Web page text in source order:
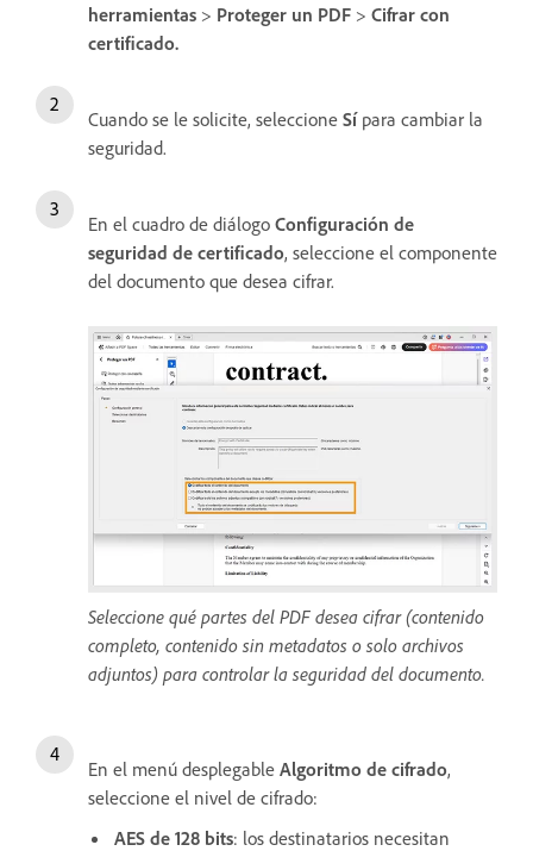
herramientas > Proteger un PDF > Cifrar con
certificado.
Cuando se le solicite, seleccione Sípara cambiar la
seguridad.
En el cuadro de diálogo Configuración de
seguridad de certificado, seleccione el componente
del documento que desea cifrar.
Seleccione qué partes del PDF desea cifrar (contenido
completo, contenido sin metadatos o solo archivos
adjuntos) para controlar la seguridad del documento.
En el menú desplegable Algoritmo de cifrado,
seleccione el nivel de cifrado:
AES de 128 bits: los destinatarios necesitan